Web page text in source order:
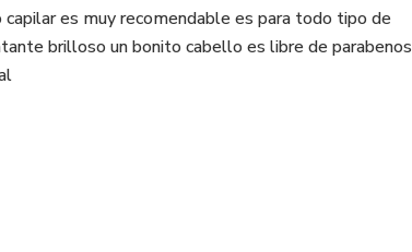
es muy recomendable es para todo tipo de
brilloso un bonito cabello es libre de parabenos